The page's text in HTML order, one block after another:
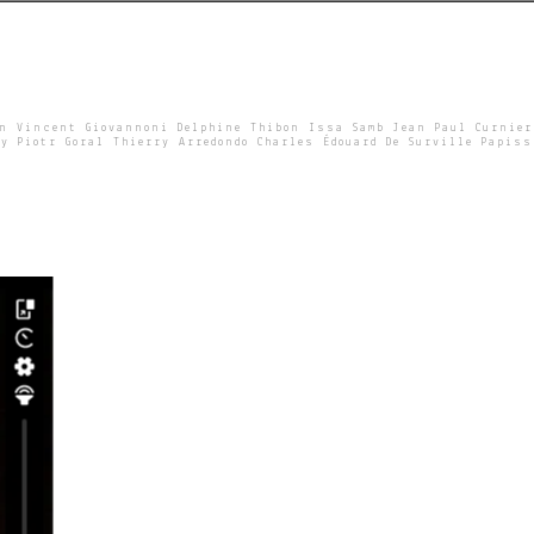
Vincent Giovannoni Delphine Thibon Issa Samb Jean Paul Curnier
Piotr Goral Thierry Arredondo Charles Édouard De Surville Papiss